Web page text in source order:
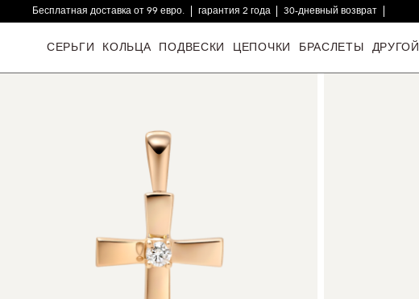
Бесплатная доставка от 99 евро. гарантия 2 года
30-дневный возврат
СЕРЬГИ КОЛЬЦА ПОДВЕСКИ ЦЕПОЧКИ БРАСЛЕТЫ ДРУГОЙ